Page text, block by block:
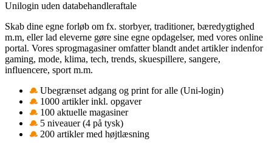
Unilogin uden databehandleraftale
Skab dine egne forløb om fx. storbyer, traditioner, bæredygtighed
m.m, eller lad eleverne gøre sine egne opdagelser, med vores online
portal. Vores sprogmagasiner omfatter blandt andet artikler indenfor
gaming, mode, klima, tech, trends, skuespillere, sangere,
influencere, sport m.m.
Ubegrænset adgang og print for alle (Uni-login)
1000 artikler inkl. opgaver
100 aktuelle magasiner
5 niveauer (4 på tysk)
200 artikler med højtlæsning